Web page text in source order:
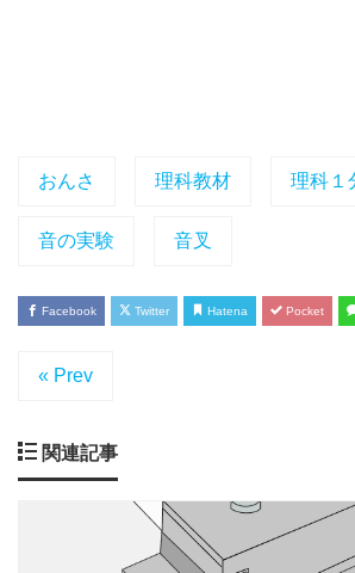
おんさ 理科教材 理科１
音の実験 音叉
Facebook Twitter Hatena Pocket
« Prev
関連記事